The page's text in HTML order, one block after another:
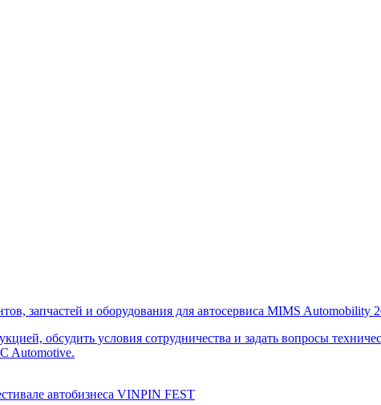
запчастей и оборудования для автосервиса MIMS Automobility
обсудить условия сотрудничества и задать вопросы
Automotive.
автобизнеса VINPIN FEST